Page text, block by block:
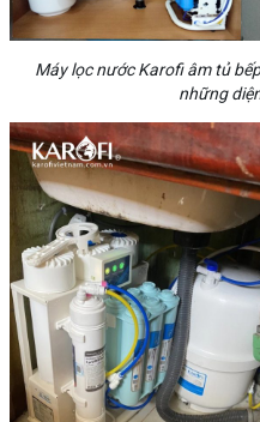
Máy lọc nước Karofi âm tủ
những